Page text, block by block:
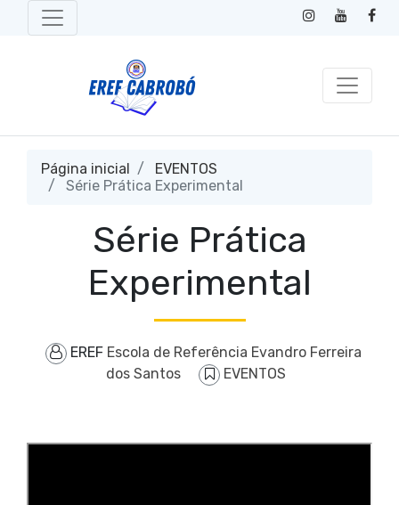
Página inicial
EVENTOS
Série Prática Experimental
Série Prática
Experimental
EREF Escola de Referência Evandro Ferreira
dos Santos
EVENTOS